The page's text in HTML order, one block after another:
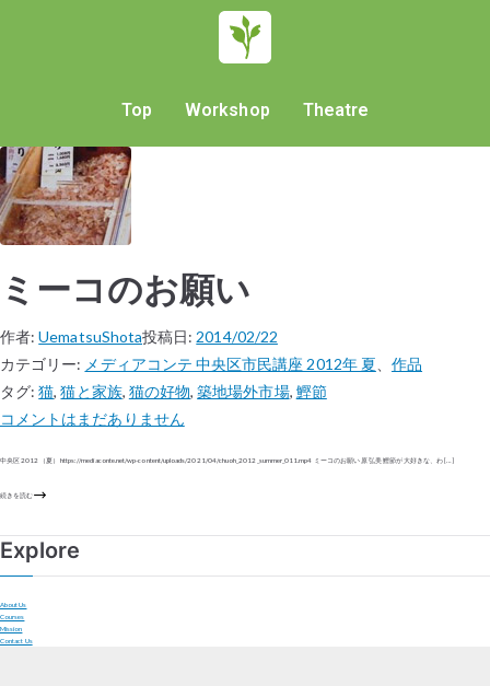
Top Workshop Theatre
ミーコのお願い
作者:UematsuShota投稿日: 2014/02/22
カテゴリー: メディアコンテ 中央区市民講座 2012年 夏
作品
タグ:猫,猫と家族, 猫の好物,築地場外市場, 鰹節
コメントはまだありません
中央区 2012（夏） https://mediaconte.net/wp-content/uploads/2021/04/chuoh_2012_summer_011.mp4 ミーコのお願い 原 弘美 鰹節が大好きな、わ […]
続きを読む
Explore
About Us
Courses
Mission
Contact Us